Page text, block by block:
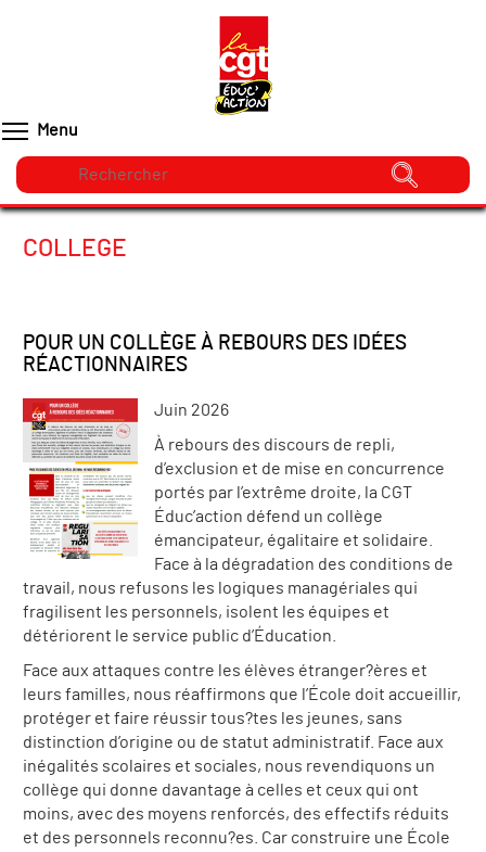
Menu
COLLEGE
POUR UN COLLÈGE À REBOURS DES IDÉES
RÉACTIONNAIRES
Juin 2026
À rebours des discours de repli,
d’exclusion et de mise en concurrence
portés par l’extrême droite, la CGT
Éduc’action défend un collège
émancipateur, égalitaire et solidaire.
Face à la dégradation des conditions de
travail, nous refusons les logiques managériales qui
fragilisent les personnels, isolent les équipes et
détériorent le service public d’Éducation.
Face aux attaques contre les élèves étranger?ères et
leurs familles, nous réaffirmons que l’École doit accueillir,
protéger et faire réussir tous?tes les jeunes, sans
distinction d’origine ou de statut administratif. Face aux
inégalités scolaires et sociales, nous revendiquons un
collège qui donne davantage à celles et ceux qui ont
moins, avec des moyens renforcés, des effectifs réduits
et des personnels reconnu?es. Car construire une École